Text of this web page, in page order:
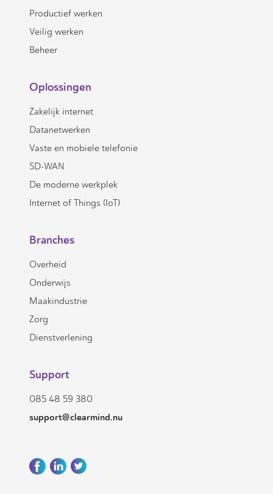
Productief werken
Veilig werken
Beheer
Oplossingen
Zakelijk internet
Datanetwerken
Vaste en mobiele telefonie
SD-WAN
De moderne werkplek
Internet of Things (IoT)
Branches
Overheid
Onderwijs
Maakindustrie
Zorg
Dienstverlening
Support
085 48 59 380
support@clearmind.nu